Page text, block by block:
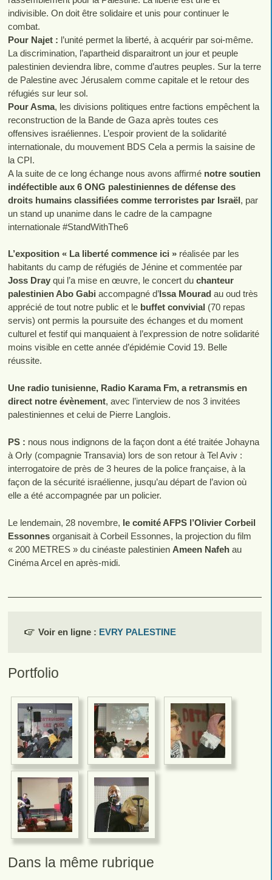
indivisible. On doit être solidaire et unis pour continuer le
combat.
Pour Najet : l’unité permet la liberté, à acquérir par soi-même.
La discrimination, l’apartheid disparaitront un jour et peuple
palestinien deviendra libre, comme d’autres peuples. Sur la terre
de Palestine avec Jérusalem comme capitale et le retour des
réfugiés sur leur sol.
Pour Asma, les divisions politiques entre factions empêchent la
reconstruction de la Bande de Gaza après toutes ces
offensives israéliennes. L’espoir provient de la solidarité
internationale, du mouvement BDS Cela a permis la saisine de
la CPI.
A la suite de ce long échange nous avons affirménotre soutien
indéfectible aux 6 ONG palestiniennes de défense des
droits humains classifiées comme terroristes par Israël, par
un stand up unanime dans le cadre de la campagne
internationale #StandWithThe6
L’exposition « La liberté commence ici » réalisée par les
habitants du camp de réfugiés de Jénine et commentée par
Joss Drayqui l’a mise en œuvre, le concert du chanteur
palestinien Abo Gabi accompagné d’Issa Mourad au oud très
apprécié de tout notre public et le buffet convivial (70 repas
servis) ont permis la poursuite des échanges et du moment
culturel et festif qui manquaient à l’expression de notre solidarité
moins visible en cette année d’épidémie Covid 19. Belle
réussite.
Une radio tunisienne, Radio Karama Fm, a retransmis en
direct notre évènement, avec l’interview de nos 3 invitées
palestiniennes et celui de Pierre Langlois.
PS : nous nous indignons de la façon dont a été traitée Johayna
à Orly (compagnie Transavia) lors de son retour à Tel Aviv :
interrogatoire de près de 3 heures de la police française, à la
façon de la sécurité israélienne, jusqu’au départ de l’avion où
elle a été accompagnée par un policier.
Le lendemain, 28 novembre, le comité AFPS l’Olivier Corbeil
Essonnesorganisait à Corbeil Essonnes, la projection du film
« 200 METRES » du cinéaste palestinien Ameen Nafehau
Cinéma Arcel en après-midi.
Voir en ligne : EVRY PALESTINE
Portfolio
Dans la même rubrique